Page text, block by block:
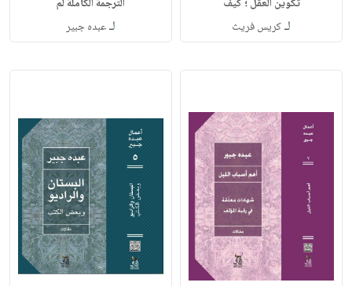
تكوين العقل ؛ كيف
لـكريس فريث
الترجمة الكاملة لم
لـعبده جبير